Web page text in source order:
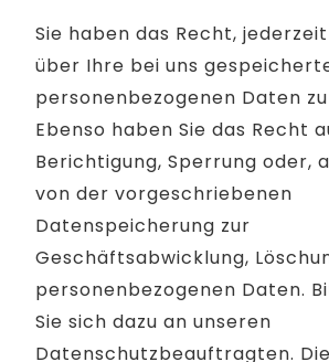
Sie haben das Recht,
über Ihre bei uns
personenbezogenen Daten
Ebenso haben Sie das Recht
Berichtigung, Sperrung oder,
von der vorgeschriebenen
Datenspeicherung zur
Geschäftsabwicklung,
personenbezogenen Daten.
Sie sich dazu an unseren
Datenschutzbeauftragten. Die